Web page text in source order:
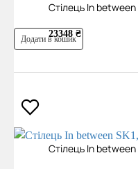
Cтілець In between
23348 ₴
Додати в кошик
Cтілець In